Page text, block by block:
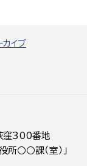
イブ
窪300番地
○○課（室）」